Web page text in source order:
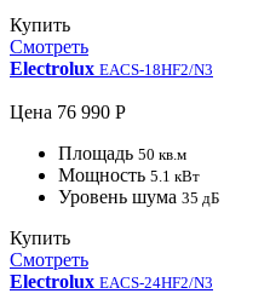
Купить
Смотреть
Electrolux EACS-18HF2/N3
Цена 76 990 Р
Площадь 50 кв.м
Мощность 5.1 кВт
Уровень шума 35 дБ
Купить
Смотреть
Electrolux EACS-24HF2/N3